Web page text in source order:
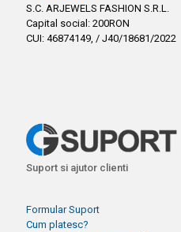
S.C. ARJEWELS FASHION S.R.L.
Capital social: 200RON
CUI: 46874149, / J40/18681/2022
Suport si ajutor clienti
Formular Suport
Cum platesc?